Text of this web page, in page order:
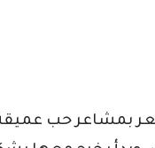
يشعر بمشاعر حب